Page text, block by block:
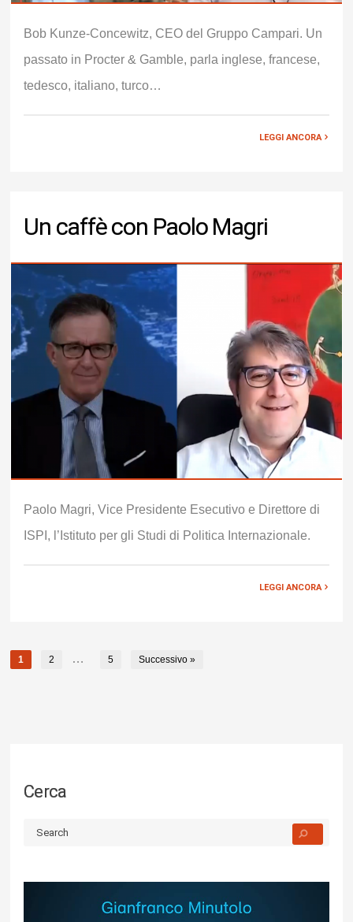
Bob Kunze-Concewitz, CEO del Gruppo Campari. Un
passato in Procter & Gamble, parla inglese, francese,
tedesco, italiano, turco…
LEGGI ANCORA
Un caffè con Paolo Magri
Paolo Magri, Vice Presidente Esecutivo e Direttore di
ISPI, l’Istituto per gli Studi di Politica Internazionale.
LEGGI ANCORA
1 2 … 5 Successivo »
Cerca